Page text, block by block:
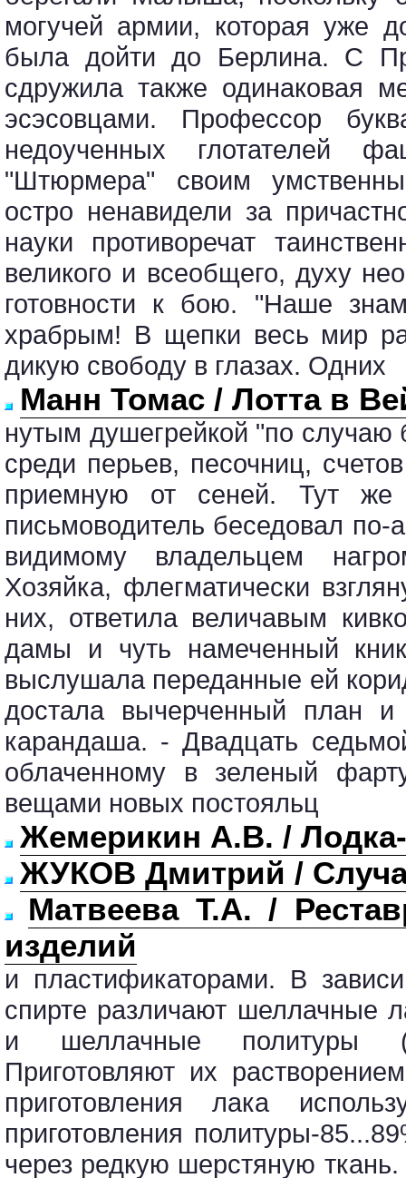
могучей армии, которая уже
была дойти до Берлина. С
сдружила также одинаковая
эсэсовцами. Профессор
недоученных глотателей
"Штюрмера" своим
остро ненавидели за
науки противоречат
великого и всеобщего, духу
готовности к бою. "Наше
храбрым! В щепки весь мир
дикую свободу в глазах. Одних
Манн Томас / Лотта в
нутым душегрейкой "по случаю
среди перьев, песочниц,
приемную от сеней. Тут же
письмоводитель беседовал
видимому владельцем
Хозяйка, флегматически
них, ответила величавым
дамы и чуть намеченный
выслушала переданные ей
достала вычерченный план
карандаша. - Двадцать
облаченному в зеленый
вещами новых постояльц
Жемерикин А.В. /
ЖУКОВ Дмитрий /
Матвеева Т.А. /
изделий
и пластификаторами. В
спирте различают шеллачные
и шеллачные политуры
Приготовляют их
приготовления лака
приготовления политуры-
через редкую шерстяную